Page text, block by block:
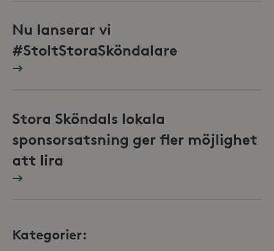
Nu lanserar vi
#StoltStoraSköndalare
Stora Sköndals lokala
sponsorsatsning ger fler möjlighet
att lira
Kategorier: